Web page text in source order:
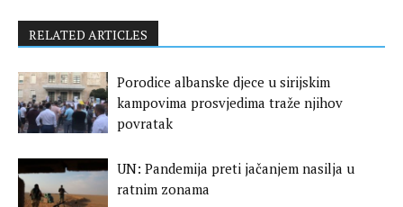
RELATED ARTICLES
Porodice albanske djece u sirijskim
kampovima prosvjedima traže njihov
povratak
UN: Pandemija preti jačanjem nasilja u
ratnim zonama